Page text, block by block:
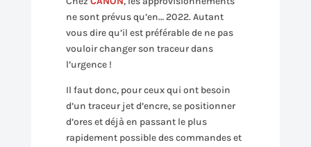
ne sont prévus qu’en… 2022. Autant
vous dire qu’il est préférable de ne pas
vouloir changer son traceur dans
l’urgence !
Il faut donc, pour ceux qui ont besoin
d’un traceur jet d’encre, se positionner
d’ores et déjà en passant le plus
rapidement possible des commandes et